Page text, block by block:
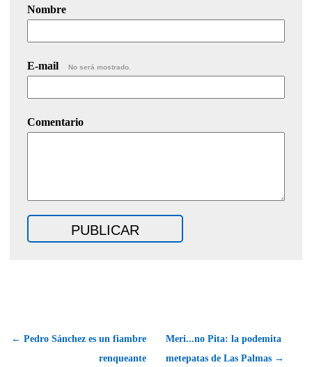
Nombre
E-mail No será mostrado.
Comentario
← Pedro Sánchez es un fiambre
renqueante
Meri...no Pita: la podemita
metepatas de Las Palmas →